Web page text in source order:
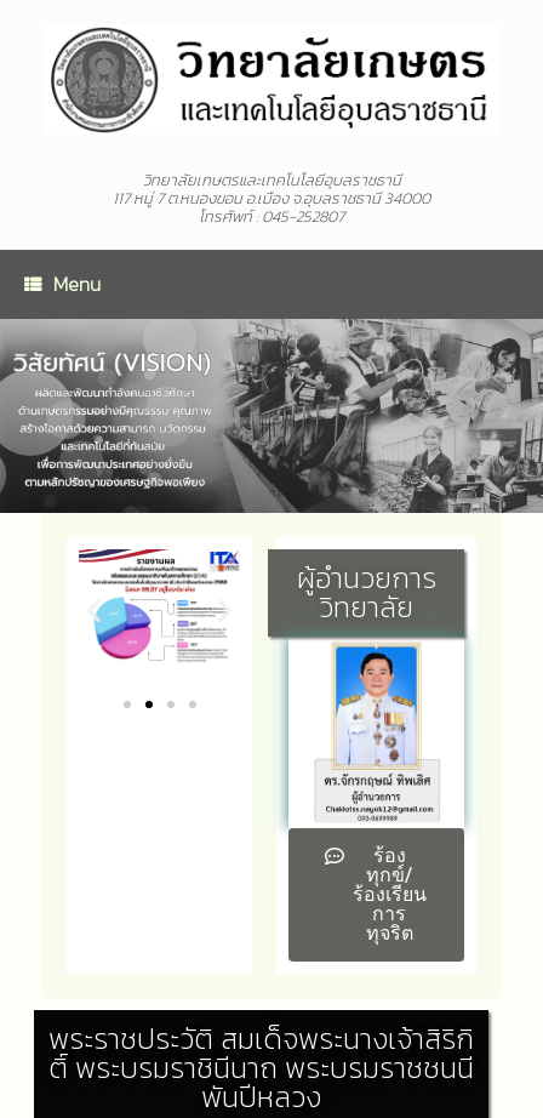
วิทยาลัยเกษตรและเทคโนโลยีอุบลราชธานี
117 หมู่ 7 ต.หนองขอน อ.เมือง จ.อุบลราชธานี 34000
โทรศัพท์ : 045-252807
Menu
ผู้อำนวยการ
วิทยาลัย
ร้อง
ทุกข์/
ร้องเรียน
การ
ทุจริต
พระราชประวัติ สมเด็จพระนางเจ้าสิริกิ
ติ์ พระบรมราชินีนาถ พระบรมราชชนนี
พันปีหลวง